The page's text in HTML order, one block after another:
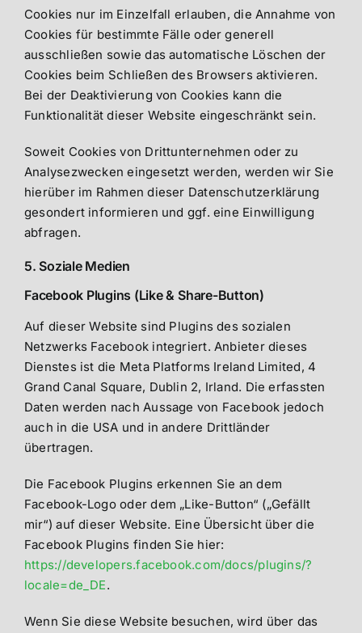
Cookies nur im Einzelfall erlauben, die Annahme von
Cookies für bestimmte Fälle oder generell
ausschließen sowie das automatische Löschen der
Cookies beim Schließen des Browsers aktivieren.
Bei der Deaktivierung von Cookies kann die
Funktionalität dieser Website eingeschränkt sein.
Soweit Cookies von Drittunternehmen oder zu
Analysezwecken eingesetzt werden, werden wir Sie
hierüber im Rahmen dieser Datenschutzerklärung
gesondert informieren und ggf. eine Einwilligung
abfragen.
5. Soziale Medien
Facebook Plugins (Like & Share-Button)
Auf dieser Website sind Plugins des sozialen
Netzwerks Facebook integriert. Anbieter dieses
Dienstes ist die Meta Platforms Ireland Limited, 4
Grand Canal Square, Dublin 2, Irland. Die erfassten
Daten werden nach Aussage von Facebook jedoch
auch in die USA und in andere Drittländer
übertragen.
Die Facebook Plugins erkennen Sie an dem
Facebook-Logo oder dem „Like-Button“ („Gefällt
mir“) auf dieser Website. Eine Übersicht über die
Facebook Plugins finden Sie hier:
https://developers.facebook.com/docs/plugins/?
locale=de_DE.
Wenn Sie diese Website besuchen, wird über das